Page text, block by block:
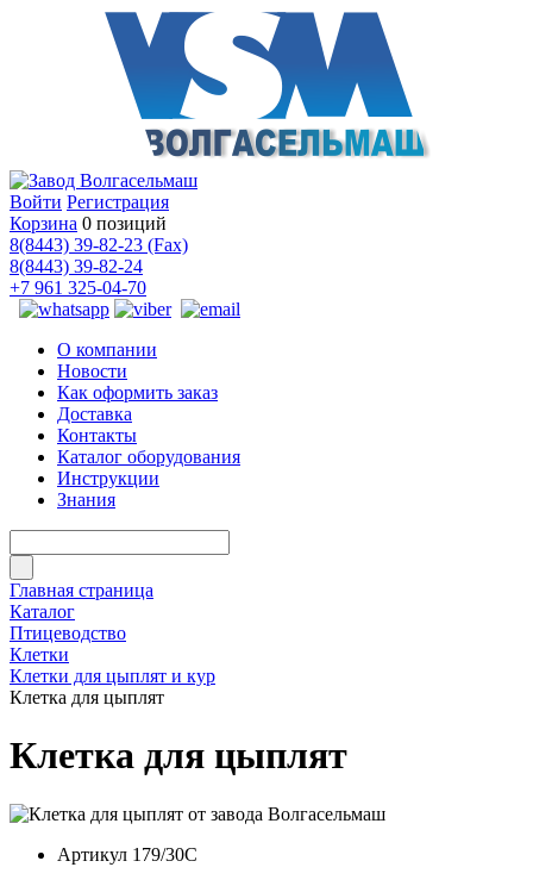
Войти Регистрация
Корзина 0 позиций
8(8443) 39-82-23 (Fax)
8(8443) 39-82-24
+7 961 325-04-70
О компании
Новости
Как оформить заказ
Доставка
Контакты
Каталог оборудования
Инструкции
Знания
Главная страница
Каталог
Птицеводство
Клетки
Клетки для цыплят и кур
Клетка для цыплят
Клетка для цыплят
Артикул 179/30C